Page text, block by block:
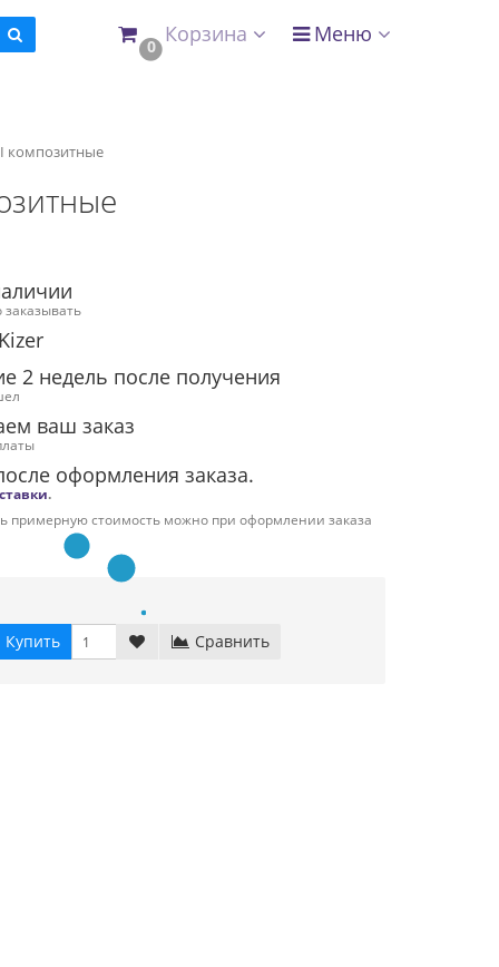
0 Корзина Меню
композитные
2 недель после получения
ваш заказ
оформления заказа.
.
примерную стоимость можно при оформлении заказа
Купить Сравнить